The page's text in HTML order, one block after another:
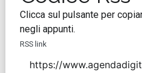
Clicca sul pulsante per
negli appunti.
RSS link